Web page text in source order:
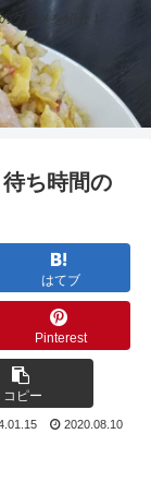
グルメを紹介！
ち時間の
はてブ
Pinterest
コピー
2020.08.10